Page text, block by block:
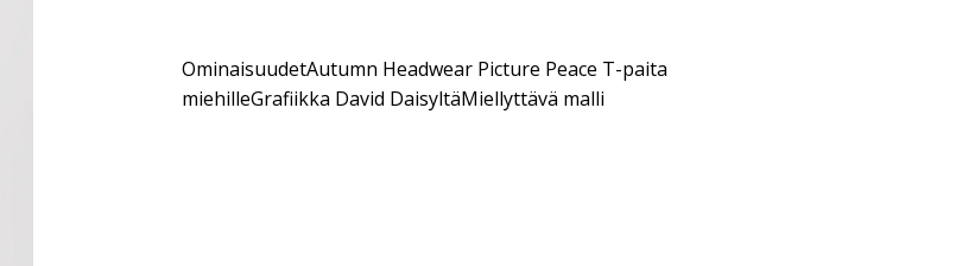
OminaisuudetAutumn Headwear Picture Peace T-paita
miehilleGrafiikka David DaisyltäMiellyttävä malli